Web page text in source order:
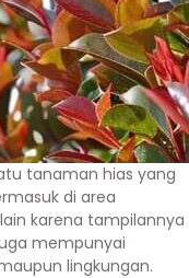
tanaman hias yang
di area
karena tampilannya
mempunyai
lingkungan.